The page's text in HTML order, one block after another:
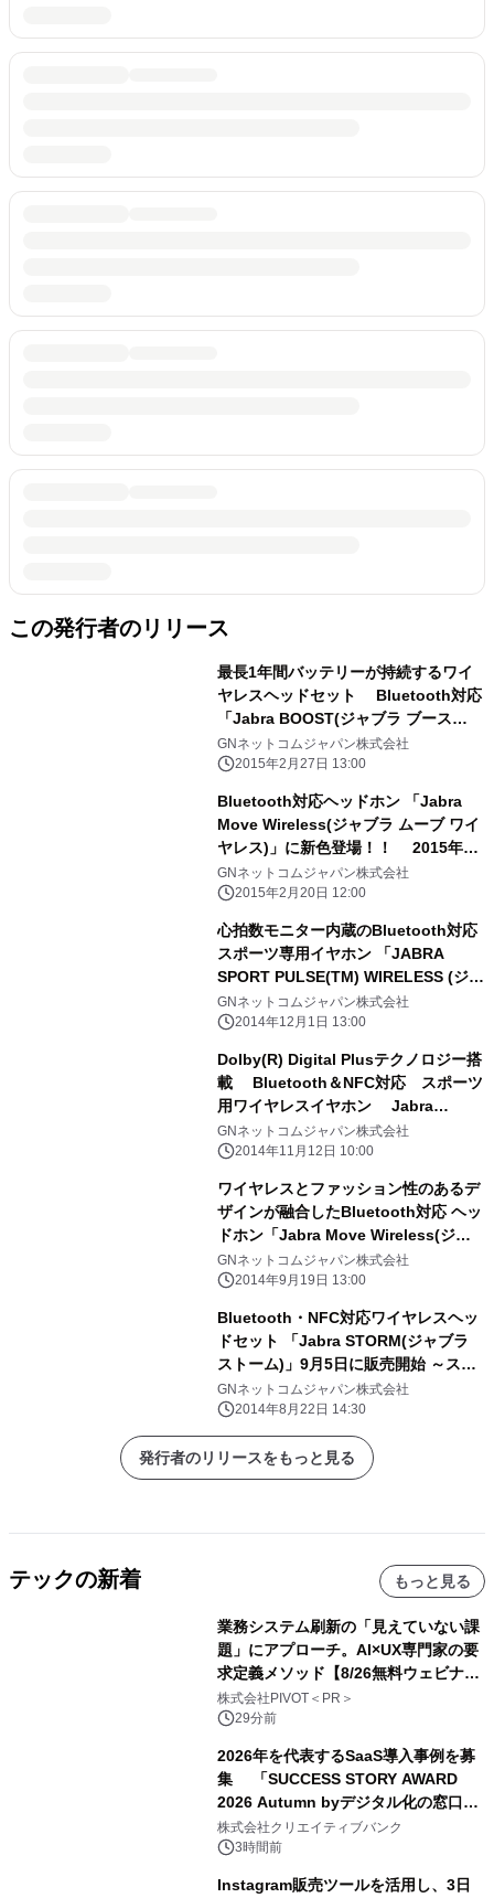
この発行者のリリース
最長1年間バッテリーが持続するワイ
ヤレスヘッドセット Bluetooth対応
「Jabra BOOST(ジャブラ ブース
ト)」 2015年3月6日(金)発売
GNネットコムジャパン株式会社
2015年2月27日 13:00
Bluetooth対応ヘッドホン 「Jabra
Move Wireless(ジャブラ ムーブ ワイ
ヤレス)」に新色登場！！ 2015年3
月6日(金)発売
GNネットコムジャパン株式会社
2015年2月20日 12:00
心拍数モニター内蔵のBluetooth対応
スポーツ専用イヤホン 「JABRA
SPORT PULSE(TM) WIRELESS (ジャ
ブラ スポーツ パルス ワイヤレス)」
2014年12月12日(金)販売開始
GNネットコムジャパン株式会社
2014年12月1日 13:00
Dolby(R) Digital Plusテクノロジー搭
載 Bluetooth＆NFC対応 スポーツ
用ワイヤレスイヤホン Jabra
SPORT(TM) ROX(ジャブラ スポーツ
ロックス) 2014年11月25日(火)より販
GNネットコムジャパン株式会社
2014年11月12日 10:00
ワイヤレスとファッション性のあるデ
ザインが融合したBluetooth対応 ヘッ
ドホン「Jabra Move Wireless(ジャ
ブラ ムーブ ワイヤレス)」 2014年10
月10日(金)販売開始
GNネットコムジャパン株式会社
2014年9月19日 13:00
Bluetooth・NFC対応ワイヤレスヘッ
ドセット 「Jabra STORM(ジャブラ
ストーム)」9月5日に販売開始 ～スリ
ムでパワフル＆最大10時間の連続通話
可能～
GNネットコムジャパン株式会社
2014年8月22日 14:30
発行者のリリースをもっと見る
テックの新着 もっと見る
業務システム刷新の「見えていない課
題」にアプローチ。AI×UX専門家の要
求定義メソッド【8/26無料ウェビナ
ー】株式会社PIVOT
株式会社PIVOT＜PR＞
29分前
2026年を代表するSaaS導入事例を募
集 「SUCCESS STORY AWARD
2026 Autumn byデジタル化の窓口」
開催
株式会社クリエイティブバンク
3時間前
Instagram販売ツールを活用し、3日